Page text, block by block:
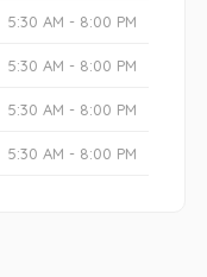
5:30 AM - 8:00 PM
5:30 AM - 8:00 PM
5:30 AM - 8:00 PM
5:30 AM - 8:00 PM